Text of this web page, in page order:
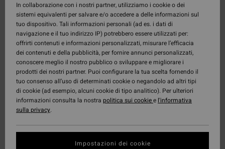
In collaborazione con i nostri partner, utilizziamo i cookie o dei
sistemi equivalenti per salvare e/o accedere a delle informazioni sul
tuo dispositivo. Tali informazioni personali (ad es. i dati di
navigazione e il tuo indirizzo IP) potrebbero essere utilizzati per:
offrirti contenuti e informazioni personalizzati, misurare l’efficacia
dei contenuti e della pubblicità, per fornire annunci personalizzati,
conoscere meglio il nostro pubblico o sviluppare e migliorare i
prodotti dei nostri partner. Puoi configurare la tua scelta fornendo il
tuo consenso all’uso di determinati cookie o negandolo ad altri tipi
di cookie (ad esempio, alcuni cookie di tipo analitico). Per ulteriori
informazioni consulta la nostra politica sui cookiee l'informativa
sulla privacy.
Impostazioni dei cookie